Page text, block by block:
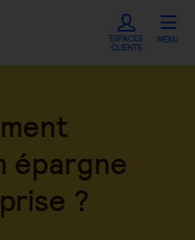
ESPACES
CLIENTS
MENU
épargne
?